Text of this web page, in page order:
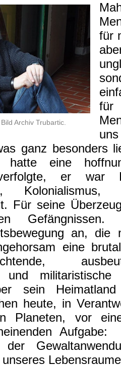
Archiv Trubartic.
für
ganz besonders
hatte eine
er war
Für seine
an, die
eine
und
sein
heute, in
Planeten, vor
Aufgabe: